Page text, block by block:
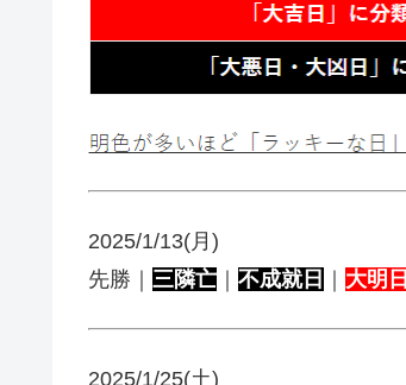
2025/1/13(月)
先勝｜ 三隣亡 不成就日 大明日
2025/1/25(土)